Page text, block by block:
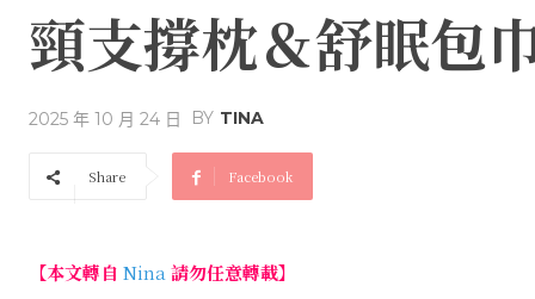
頸支撐枕＆舒眠包
2025 年 10 月 24 日 BY TINA
Share Facebook
【本文轉自 Nina 請勿任意轉載】